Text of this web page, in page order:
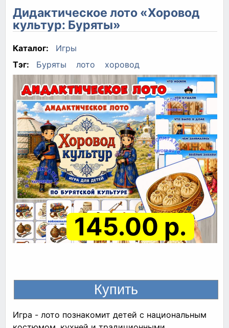
Дидактическое лото «Хоровод
культур: Буряты»
Каталог:
Игры
Тэг:
Буряты лото хоровод
145.00 р.
Игра - лото познакомит детей с национальным